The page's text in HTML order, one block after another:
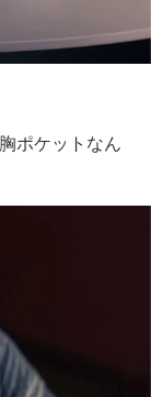
ポケットなん